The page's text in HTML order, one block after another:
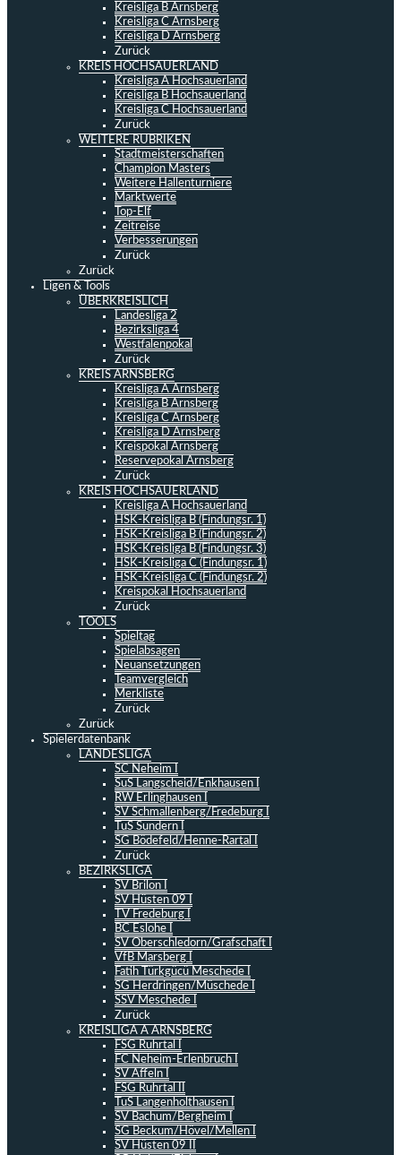
Kreisliga B Arnsberg
Kreisliga C Arnsberg
Kreisliga D Arnsberg
Zurück
KREIS HOCHSAUERLAND
Kreisliga A Hochsauerland
Kreisliga B Hochsauerland
Kreisliga C Hochsauerland
Zurück
WEITERE RUBRIKEN
Stadtmeisterschaften
Champion Masters
Weitere Hallenturniere
Marktwerte
Top-Elf
Zeitreise
Verbesserungen
Zurück
Zurück
Ligen & Tools
ÜBERKREISLICH
Landesliga 2
Bezirksliga 4
Westfalenpokal
Zurück
KREIS ARNSBERG
Kreisliga A Arnsberg
Kreisliga B Arnsberg
Kreisliga C Arnsberg
Kreisliga D Arnsberg
Kreispokal Arnsberg
Reservepokal Arnsberg
Zurück
KREIS HOCHSAUERLAND
Kreisliga A Hochsauerland
HSK-Kreisliga B (Findungsr. 1)
HSK-Kreisliga B (Findungsr. 2)
HSK-Kreisliga B (Findungsr. 3)
HSK-Kreisliga C (Findungsr. 1)
HSK-Kreisliga C (Findungsr. 2)
Kreispokal Hochsauerland
Zurück
TOOLS
Spieltag
Spielabsagen
Neuansetzungen
Teamvergleich
Merkliste
Zurück
Zurück
Spielerdatenbank
LANDESLIGA
SC Neheim I
SuS Langscheid/Enkhausen I
RW Erlinghausen I
SV Schmallenberg/Fredeburg I
TuS Sundern I
SG Bödefeld/Henne-Rartal I
Zurück
BEZIRKSLIGA
SV Brilon I
SV Hüsten 09 I
TV Fredeburg I
BC Eslohe I
SV Oberschledorn/Grafschaft I
VfB Marsberg I
Fatih Türkgücü Meschede I
SG Herdringen/Müschede I
SSV Meschede I
Zurück
KREISLIGA A ARNSBERG
FSG Ruhrtal I
FC Neheim-Erlenbruch I
SV Affeln I
FSG Ruhrtal II
TuS Langenholthausen I
SV Bachum/Bergheim I
SG Beckum/Hövel/Mellen I
SV Hüsten 09 II